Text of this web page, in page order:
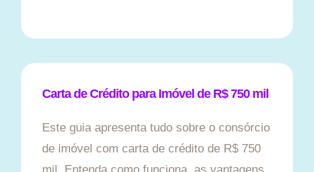
Carta de Crédito para Imóvel de R$ 750 mil
Este guia apresenta tudo sobre o consórcio
de imóvel com carta de crédito de R$ 750